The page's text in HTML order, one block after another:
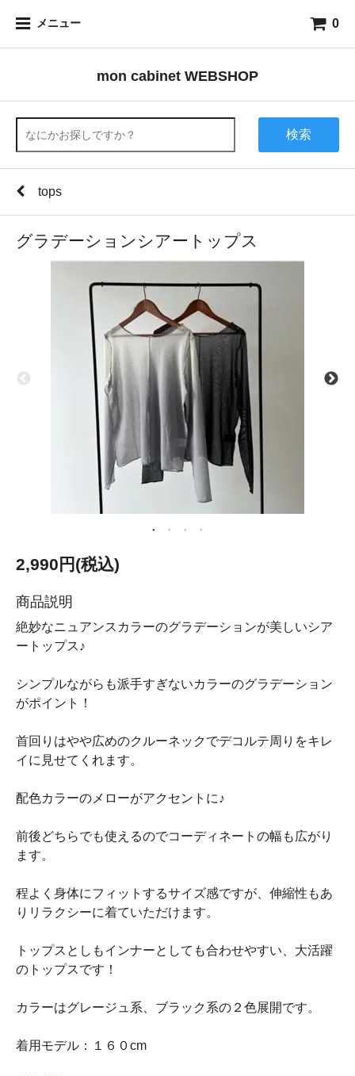
メニュー 0
mon cabinet WEBSHOP
検索
tops
グラデーションシアートップス
2,990円(税込)
商品説明
絶妙なニュアンスカラーのグラデーションが美しいシア
ートップス♪
シンプルながらも派手すぎないカラーのグラデーション
がポイント！
首回りはやや広めのクルーネックでデコルテ周りをキレ
イに見せてくれます。
配色カラーのメローがアクセントに♪
前後どちらでも使えるのでコーディネートの幅も広がり
ます。
程よく身体にフィットするサイズ感ですが、伸縮性もあ
りリラクシーに着ていただけます。
トップスとしもインナーとしても合わせやすい、大活躍
のトップスです！
カラーはグレージュ系、ブラック系の２色展開です。
着用モデル：１６０cm